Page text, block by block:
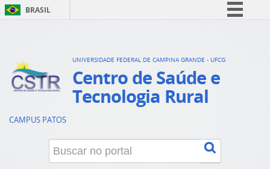
BRASIL
Acesso à informação
Legislação
UNIVERSIDADE FEDERAL DE CAMPINA GRANDE - UFCG
Centro de Saúde e
Tecnologia Rural
CAMPUS PATOS